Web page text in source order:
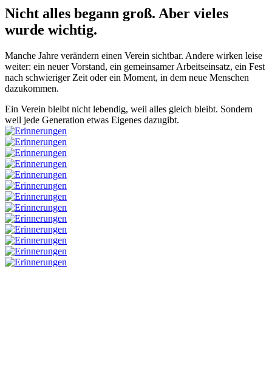
Nicht alles begann groß. Aber vieles
wurde wichtig.
Manche Jahre verändern einen Verein sichtbar. Andere wirken leise
weiter: ein neuer Vorstand, ein gemeinsamer Arbeitseinsatz, ein Fest
nach schwieriger Zeit oder ein Moment, in dem neue Menschen
dazukommen.
Ein Verein bleibt nicht lebendig, weil alles gleich bleibt. Sondern
weil jede Generation etwas Eigenes dazugibt.